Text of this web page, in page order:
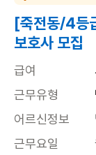
[죽전동/4등
보호사 모집
급여
근무유형
어르신정보
근무요일